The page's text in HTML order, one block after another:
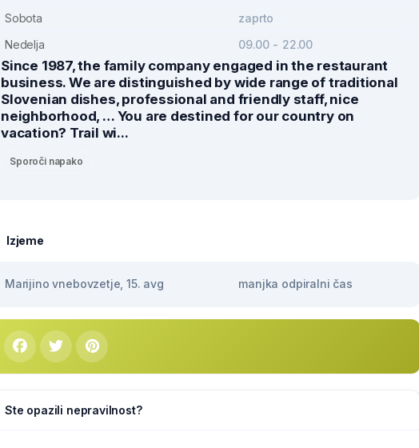
Sobota
zaprto
Nedelja
09.00 - 22.00
Since 1987, the family company engaged in the restaurant
business. We are distinguished by wide range of traditional
Slovenian dishes, professional and friendly staff, nice
neighborhood, … You are destined for our country on
vacation? Trail wi...
Sporoči napako
Izjeme
Marijino vnebovzetje, 15. avg manjka odpiralni čas
Ste opazili nepravilnost?